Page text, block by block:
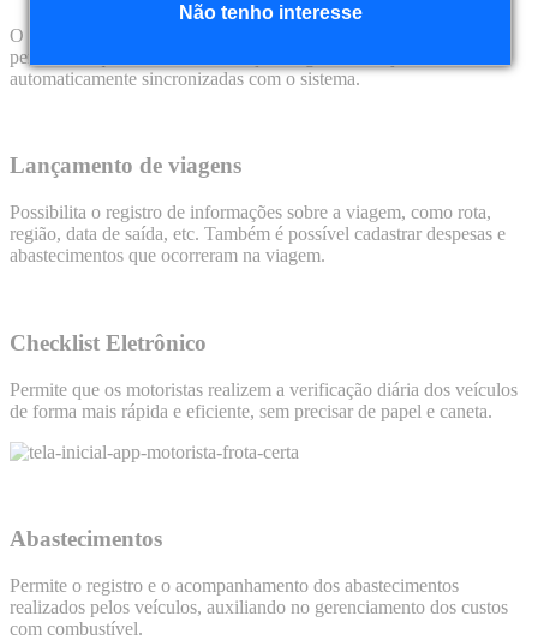
Não tenho interesse
O aplicativo é 100% integrado com o software Frota Certa,
permitindo que todas as informações registradas sejam
automaticamente sincronizadas com o sistema.
Lançamento de viagens
Possibilita o registro de informações sobre a viagem, como rota,
região, data de saída, etc. Também é possível cadastrar despesas e
abastecimentos que ocorreram na viagem.
Checklist Eletrônico
Permite que os motoristas realizem a verificação diária dos veículos
de forma mais rápida e eficiente, sem precisar de papel e caneta.
Abastecimentos ​
Permite o registro e o acompanhamento dos abastecimentos
realizados pelos veículos, auxiliando no gerenciamento dos custos
com combustível.